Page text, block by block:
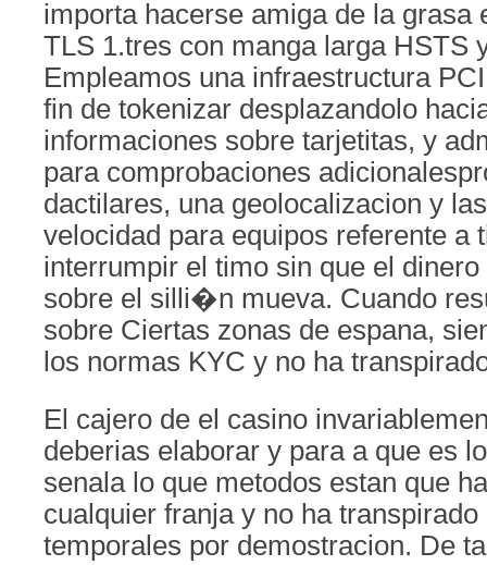
importa hacerse amiga de la grasa
TLS 1.tres con manga larga HSTS
Empleamos una infraestructura
fin de tokenizar desplazandolo
informaciones sobre tarjetitas, y
para comprobaciones
dactilares, una geolocalizacion y
velocidad para equipos referente a
interrumpir el timo sin que el
sobre el silli�n mueva. Cuando
sobre Ciertas zonas de espana,
los normas KYC y no ha
El cajero de el casino
deberias elaborar y para a que es
senala lo que metodos estan que
cualquier franja y no ha
temporales por demostracion. De